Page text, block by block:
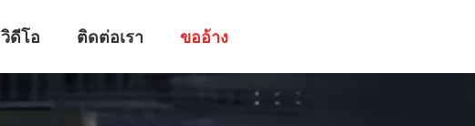
วิดีโอ ติดต่อเรา ขออ้าง